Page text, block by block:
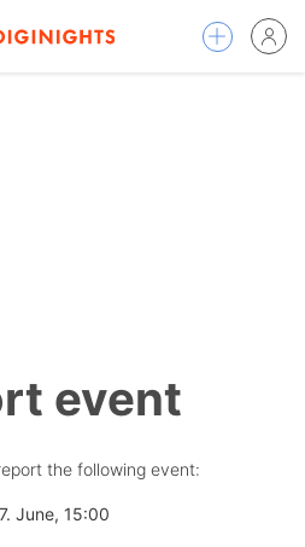
event
the following event:
June, 15:00